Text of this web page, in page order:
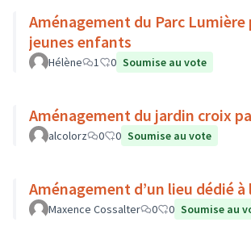
Aménagement du Parc Lumière
jeunes enfants
Hélène 1 0 Soumise au vote
Aménagement du jardin croix
alcolorz 0 0 Soumise au vote
Aménagement d’un lieu dédié à
Maxence Cossalter 0 0 Soumise au